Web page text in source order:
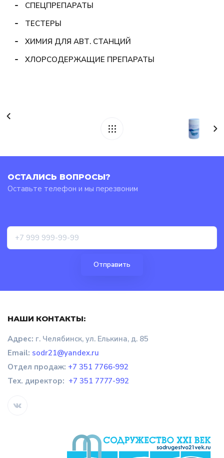
СПЕЦПРЕПАРАТЫ
ТЕСТЕРЫ
ХИМИЯ ДЛЯ АВТ. СТАНЦИЙ
ХЛОРСОДЕРЖАЩИЕ ПРЕПАРАТЫ
ОСТАЛИСЬ ВОПРОСЫ?
Оставьте телефон и мы перезвоним
НАШИ КОНТАКТЫ:
Адрес: г. Челябинск, ул. Елькина, д. 85
Email: sodr21@yandex.ru
Отдел продаж: +7 351 7766-992
Тех. директор: +7 351 7777-992